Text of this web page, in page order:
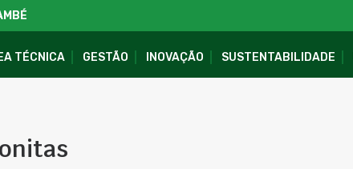
TÉCNICA GESTÃO INOVAÇÃO SUSTENTABILIDADE